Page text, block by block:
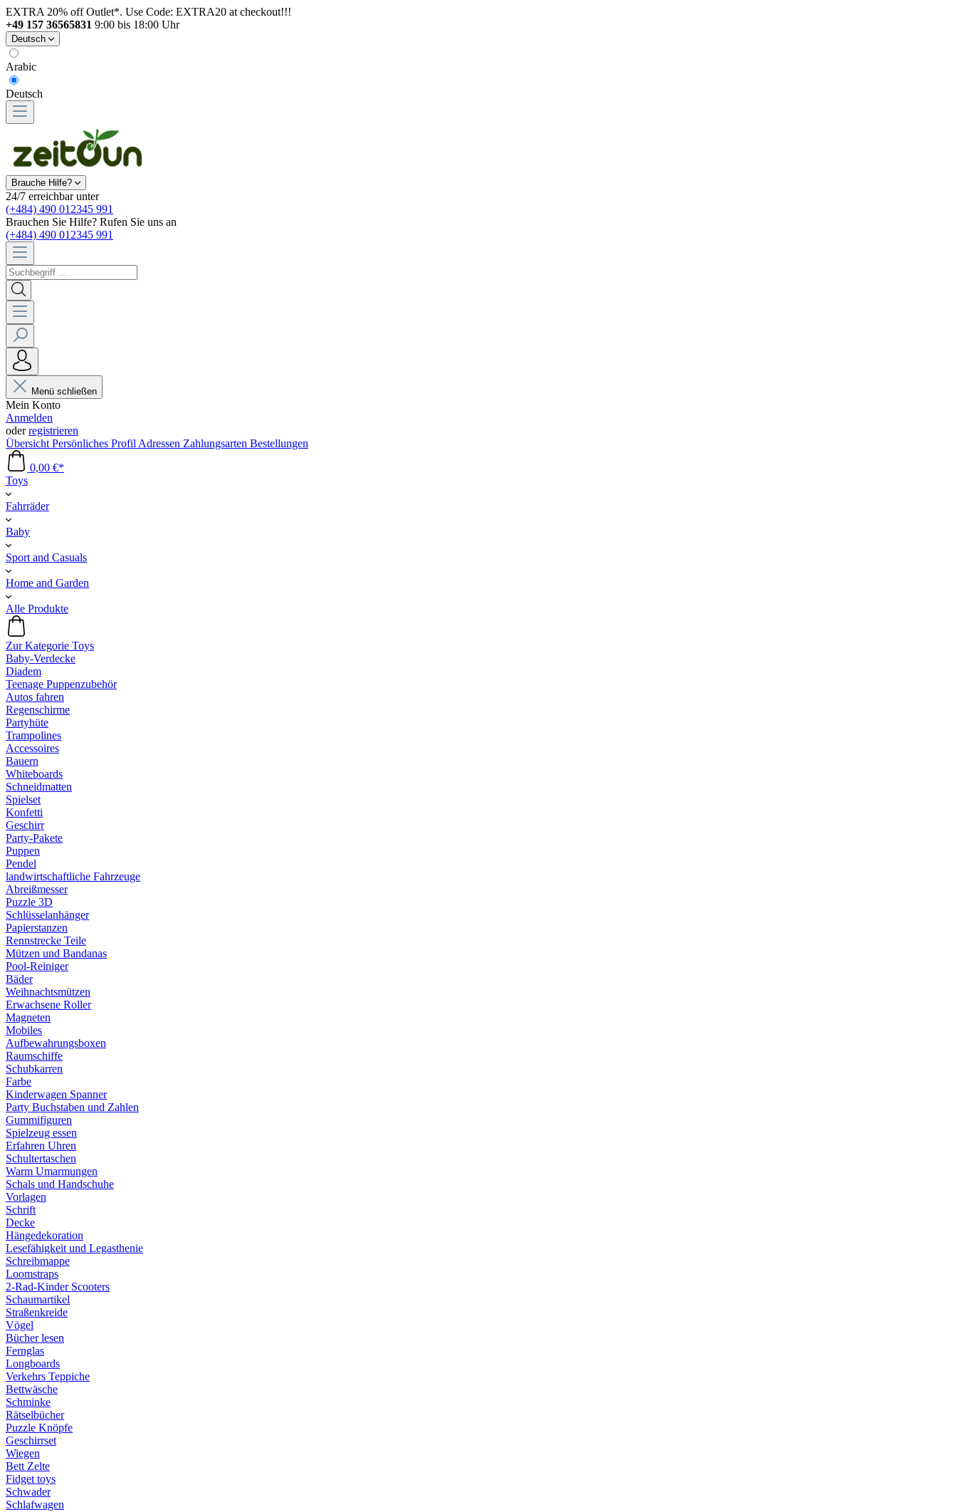
EXTRA 20% off Outlet*. Use Code: EXTRA20 at checkout!!!
+49 157 36565831 9:00 bis 18:00 Uhr
Deutsch
Arabic
Deutsch
Brauche Hilfe?
24/7 erreichbar unter
(+484) 490 012345 991
Brauchen Sie Hilfe? Rufen Sie uns an
(+484) 490 012345 991
Menü schließen
Mein Konto
Anmelden
oderregistrieren
Übersicht Persönliches Profil Adressen Zahlungsarten Bestellungen
0,00 €*
Toys
Fahrräder
Baby
Sport and Casuals
Home and Garden
Alle Produkte
Zur Kategorie Toys
Baby-Verdecke
Diadem
Teenage Puppenzubehör
Autos fahren
Regenschirme
Partyhüte
Trampolines
Accessoires
Bauern
Whiteboards
Schneidmatten
Spielset
Konfetti
Geschirr
Party-Pakete
Puppen
Pendel
landwirtschaftliche Fahrzeuge
Abreißmesser
Puzzle 3D
Schlüsselanhänger
Papierstanzen
Rennstrecke Teile
Mützen und Bandanas
Pool-Reiniger
Bäder
Weihnachtsmützen
Erwachsene Roller
Magneten
Mobiles
Aufbewahrungsboxen
Raumschiffe
Schubkarren
Farbe
Kinderwagen Spanner
Party Buchstaben und Zahlen
Gummifiguren
Spielzeug essen
Erfahren Uhren
Schultertaschen
Warm Umarmungen
Schals und Handschuhe
Vorlagen
Schrift
Decke
Hängedekoration
Lesefähigkeit und Legasthenie
Schreibmappe
Loomstraps
2-Rad-Kinder Scooters
Schaumartikel
Straßenkreide
Vögel
Bücher lesen
Fernglas
Longboards
Verkehrs Teppiche
Bettwäsche
Schminke
Rätselbücher
Puzzle Knöpfe
Geschirrset
Wiegen
Bett Zelte
Fidget toys
Schwader
Schlafwagen